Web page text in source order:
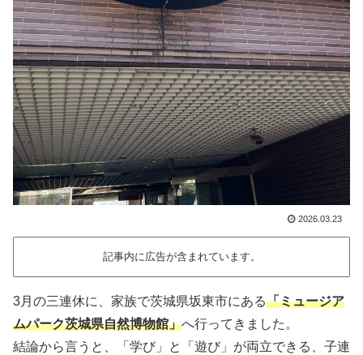
2026.03.23
記事内に広告が含まれています。
3月の三連休に、家族で茨城県坂東市にある「ミュージア
ムパーク茨城県自然博物館」へ行ってきました。
結論から言うと、「学び」と「遊び」が両立できる、子連